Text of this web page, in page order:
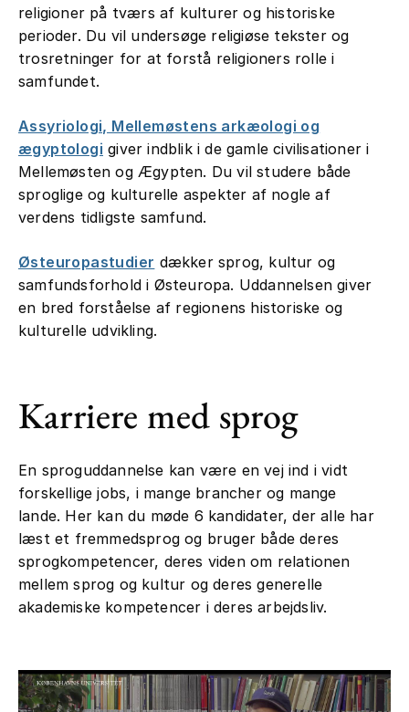
religioner på tværs af kulturer og historiske
perioder. Du vil undersøge religiøse tekster og
trosretninger for at forstå religioners rolle i
samfundet.
Assyriologi, Mellemøstens arkæologi og
ægyptologi giver indblik i de gamle civilisationer i
Mellemøsten og Ægypten. Du vil studere både
sproglige og kulturelle aspekter af nogle af
verdens tidligste samfund.
Østeuropastudier dækker sprog, kultur og
samfundsforhold i Østeuropa. Uddannelsen giver
en bred forståelse af regionens historiske og
kulturelle udvikling.
Karriere med sprog
En sproguddannelse kan være en vej ind i vidt
forskellige jobs, i mange brancher og mange
lande. Her kan du møde 6 kandidater, der alle har
læst et fremmedsprog og bruger både deres
sprogkompetencer, deres viden om relationen
mellem sprog og kultur og deres generelle
akademiske kompetencer i deres arbejdsliv.